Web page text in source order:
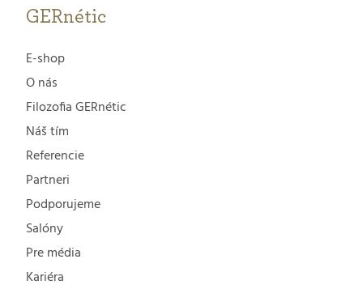
GERnétic
E-shop
O nás
Filozofia GERnétic
Náš tím
Referencie
Partneri
Podporujeme
Salóny
Pre média
Kariéra